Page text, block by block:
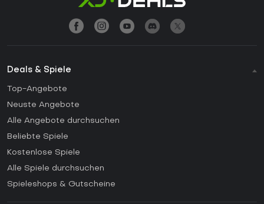
Deals & Spiele
Top-Angebote
Neuste Angebote
Alle Angebote durchsuchen
Beliebte Spiele
Kostenlose Spiele
Alle Spiele durchsuchen
Spieleshops & Gutscheine